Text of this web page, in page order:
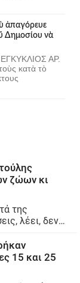
ἀπαγόρευε
Δημοσίου νὰ
ΑΡ.
κατὰ τὸ